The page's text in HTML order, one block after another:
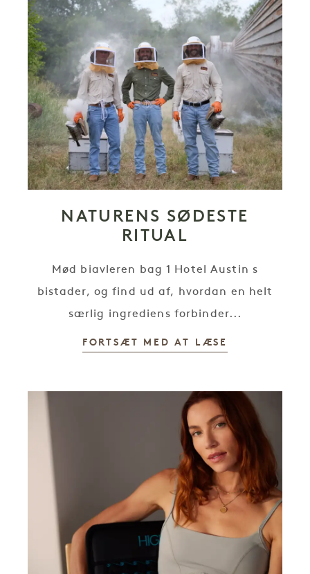
NATURENS SØDESTE
RITUAL
Mød biavleren bag 1 Hotel Austin s
bistader, og find ud af, hvordan en helt
særlig ingrediens forbinder...
FORTSÆT MED AT LÆSE